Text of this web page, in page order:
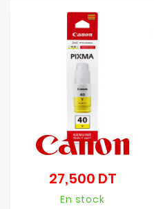
27,500 DTPrix
En stock